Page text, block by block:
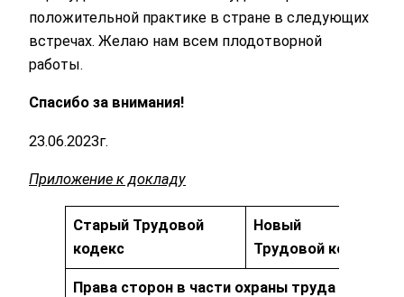
положительной практике в стране в следующих
встречах. Желаю нам всем плодотворной
работы.
Спасибо за внимания!
23.06.2023г.
Приложение к докладу
Старый Трудовой
кодекс
Новый
Трудовой кодекс
Права сторон в части охраны труда